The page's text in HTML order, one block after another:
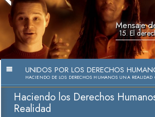
Mensaje
15. El
UNIDOS POR LOS DERECHOS
HACIENDO DE LOS DERECHOS HUMANOS UNA REALIDAD
Haciendo los Derechos
Realidad